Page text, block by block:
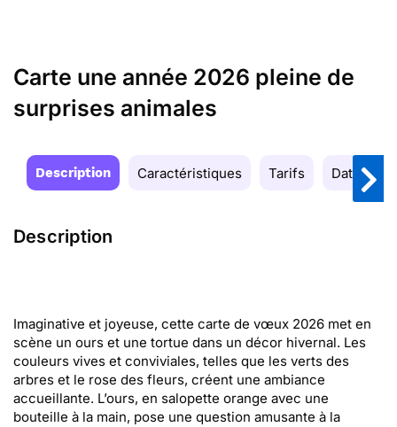
Carte une année 2026 pleine de
surprises animales
Description Caractéristiques Tarifs Date de
Description
Imaginative et joyeuse, cette carte de vœux 2026 met en
scène un ours et une tortue dans un décor hivernal. Les
couleurs vives et conviviales, telles que les verts des
arbres et le rose des fleurs, créent une ambiance
accueillante. L’ours, en salopette orange avec une
bouteille à la main, pose une question amusante à la